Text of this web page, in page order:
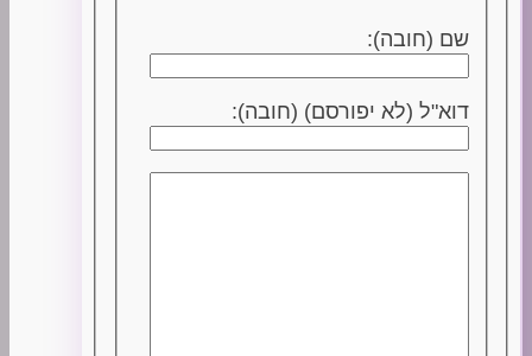
שם (חובה):
דוא"ל (לא יפורסם) (חובה):